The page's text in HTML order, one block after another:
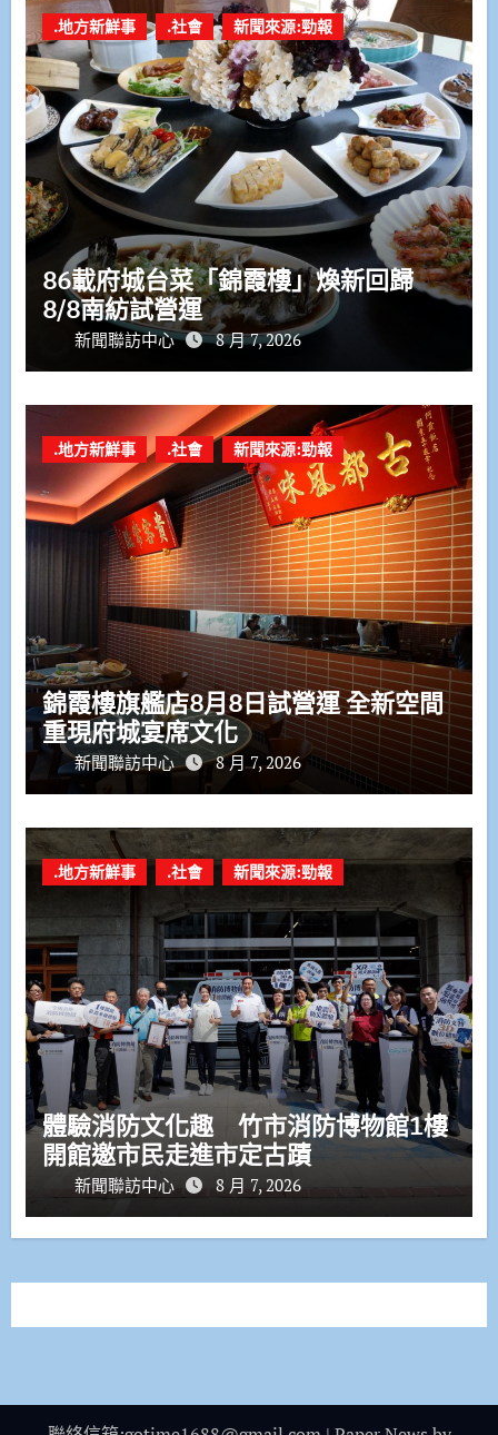
.地方新鮮事 .社會 新聞來源:勁報
86載府城台菜「錦霞樓」煥新回歸
8/8南紡試營運
新聞聯訪中心 8 月 7, 2026
.地方新鮮事 .社會 新聞來源:勁報
錦霞樓旗艦店8月8日試營運 全新空間
重現府城宴席文化
新聞聯訪中心 8 月 7, 2026
.地方新鮮事 .社會 新聞來源:勁報
體驗消防文化趣 竹市消防博物館1樓
開館邀市民走進市定古蹟
新聞聯訪中心 8 月 7, 2026